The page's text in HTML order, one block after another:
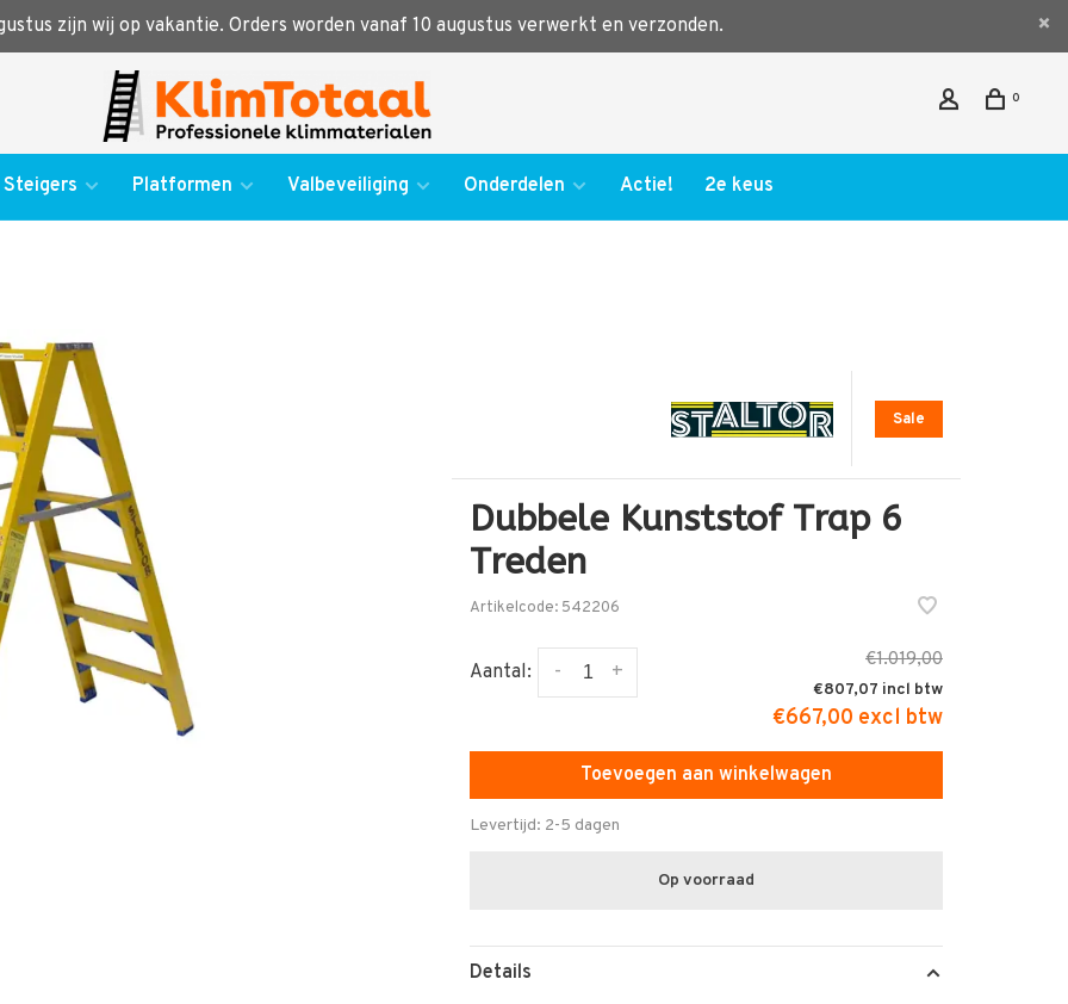
zijn wij op vakantie. Orders worden vanaf 10 augustus verwerkt en verzonden.
0
Steigers Platformen Valbeveiliging Onderdelen Actie! 2e keus
Sale
Dubbele Kunststof Trap 6
Treden
Artikelcode: 542206
Aantal: +
-
€1.019,00
€807,07
€667,00 excl btw
Toevoegen aan winkelwagen
Levertijd: 2-5 dagen
Op voorraad
Details